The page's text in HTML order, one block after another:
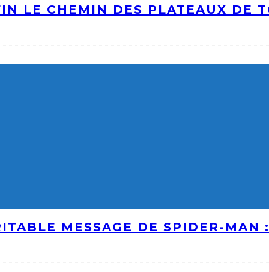
LE CHEMIN DES PLATEAUX DE
MESSAGE DE SPIDER-MAN